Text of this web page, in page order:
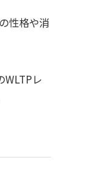
性格や消
WLTPレ